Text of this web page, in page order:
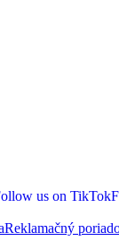
us on TikTok
Reklamačný